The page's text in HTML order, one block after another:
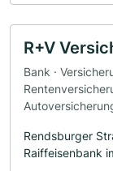
R+V
Bank ·
Rendsburger
Raiffeisenbank